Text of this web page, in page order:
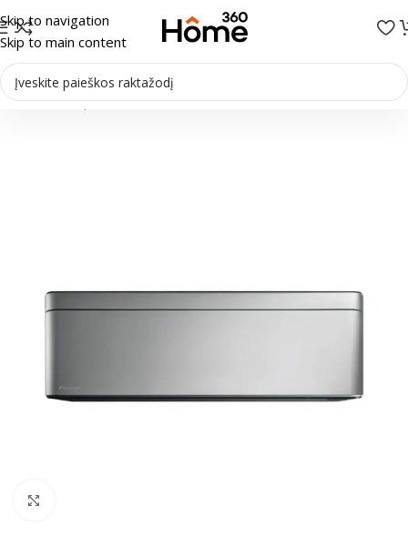
Skip to navigation
Skip to main content
Pradžia/Multi-Split sistemos/Vidiniai blokai